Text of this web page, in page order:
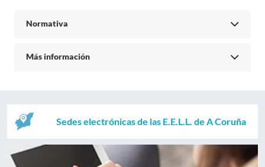
Normativa
Más información
Sedes electrónicas de las E.E.L.L. de A Coruña